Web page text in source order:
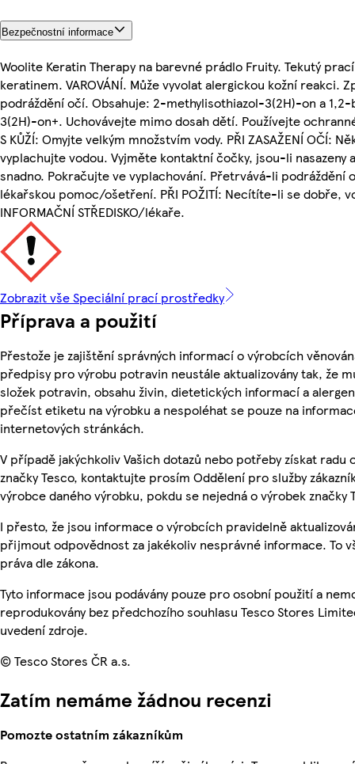
Bezpečnostní informace
Woolite Keratin Therapy na barevné prádlo Fruity. Tekutý
keratinem. VAROVÁNÍ. Může vyvolat alergickou kožní reakci.
podráždění očí. Obsahuje: 2-methylisothiazol-3(2H)-on a
3(2H)-on+. Uchovávejte mimo dosah dětí. Používejte
S KŮŽÍ: Omyjte velkým množstvím vody. PŘI ZASAŽENÍ OČÍ:
vyplachujte vodou. Vyjměte kontaktní čočky, jsou-li nasazeny
snadno. Pokračujte ve vyplachování. Přetrvává-li podráždění
lékařskou pomoc/ošetření. PŘI POŽITÍ: Necítíte-li se dobře,
INFORMAČNÍ STŘEDISKO/lékaře.
Zobrazit vše Speciální prací prostředky
Příprava a použití
Přestože je zajištění správných informací o výrobcích
předpisy pro výrobu potravin neustále aktualizovány tak, že
složek potravin, obsahu živin, dietetických informací a
přečíst etiketu na výrobku a nespoléhat se pouze na
internetových stránkách.
V případě jakýchkoliv Vašich dotazů nebo potřeby získat radu
značky Tesco, kontaktujte prosím Oddělení pro služby
výrobce daného výrobku, pokdu se nejedná o výrobek značky
I přesto, že jsou informace o výrobcích pravidelně
přijmout odpovědnost za jakékoliv nesprávné informace. To
práva dle zákona.
Tyto informace jsou podávány pouze pro osobní použití a
reprodukovány bez předchozího souhlasu Tesco Stores
uvedení zdroje.
© Tesco Stores ČR a.s.
Zatím nemáme žádnou recenzi
Pomozte ostatním zákazníkům